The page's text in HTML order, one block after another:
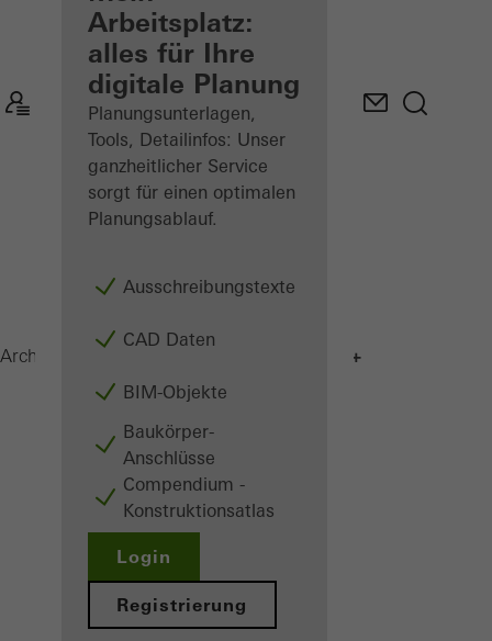
angemeldeter
Architekt
Mein
Arbeitsplatz
kennenlernen
Arbeitsplatz:
alles für Ihre
digitale Planung
Planungsunterlagen,
Tools, Detailinfos: Unser
ganzheitlicher Service
sorgt für einen optimalen
Planungsablauf.
Ausschreibungstexte
CAD Daten
BIM-Objekte
Baukörper-
Anschlüsse
Compendium -
Konstruktionsatlas
Login
Registrierung
Architekten AWS 75 BS.SI+